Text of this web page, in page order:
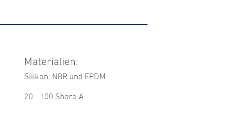
Materialien:
Silikon, NBR und EPDM
20 - 100 Shore A